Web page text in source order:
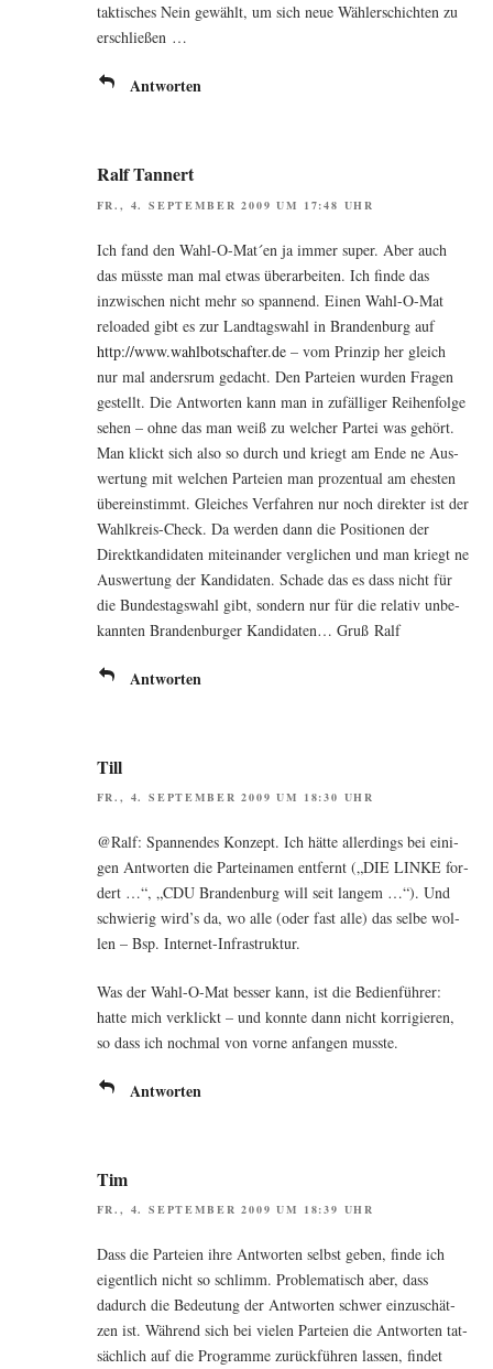
tak­ti­sches Nein gewählt, um sich neue Wäh­ler­schich­ten zu
erschließen …
Antworten
Ralf Tannert
FR., 4. SEPTEMBER 2009 UM 17:48 UHR
Ich fand den Wahl-O-Mat´en ja immer super. Aber auch
das müss­te man mal etwas über­ar­bei­ten. Ich fin­de das
inzwi­schen nicht mehr so span­nend. Einen Wahl-O-Mat
rel­oa­ded gibt es zur Land­tags­wahl in Bran­den­burg auf
http://www.wahlbotschafter.de– vom Prin­zip her gleich
nur mal anders­rum gedacht. Den Par­tei­en wur­den Fra­gen
gestellt. Die Ant­wor­ten kann man in zufäl­li­ger Rei­hen­fol­ge
sehen – ohne das man weiß zu wel­cher Par­tei was gehört.
Man klickt sich also so durch und kriegt am Ende ne Aus­
wer­tung mit wel­chen Par­tei­en man pro­zen­tu­al am ehes­ten
über­ein­stimmt. Glei­ches Ver­fah­ren nur noch direk­ter ist der
Wahl­kreis-Check. Da wer­den dann die Posi­tio­nen der
Direkt­kan­di­da­ten mit­ein­an­der ver­gli­chen und man kriegt ne
Aus­wer­tung der Kan­di­da­ten. Scha­de das es dass nicht für
die Bun­des­tags­wahl gibt, son­dern nur für die rela­tiv unbe­
kann­ten Bran­den­bur­ger Kan­di­da­ten… Gruß Ralf
Antworten
Till
FR., 4. SEPTEMBER 2009 UM 18:30 UHR
@Ralf: Span­nen­des Kon­zept. Ich hät­te aller­dings bei eini­
gen Ant­wor­ten die Par­tei­na­men ent­fernt („DIE LINKE for­
dert …“, „CDU Bran­den­burg will seit lan­gem …“). Und
schwie­rig wird’s da, wo alle (oder fast alle) das sel­be wol­
len – Bsp. Internet-Infrastruktur.
Was der Wahl-O-Mat bes­ser kann, ist die Bedien­füh­rer:
hat­te mich ver­klickt – und konn­te dann nicht kor­ri­gie­ren,
so dass ich noch­mal von vor­ne anfan­gen musste.
Antworten
Tim
FR., 4. SEPTEMBER 2009 UM 18:39 UHR
Dass die Par­tei­en ihre Ant­wor­ten selbst geben, fin­de ich
eigent­lich nicht so schlimm. Pro­ble­ma­tisch aber, dass
dadurch die Bedeu­tung der Ant­wor­ten schwer ein­zu­schät­
zen ist. Wäh­rend sich bei vie­len Par­tei­en die Ant­wor­ten tat­
säch­lich auf die Pro­gram­me zurück­füh­ren las­sen, fin­det